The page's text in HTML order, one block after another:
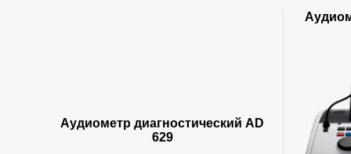
Аудиометр диагностический AD
629